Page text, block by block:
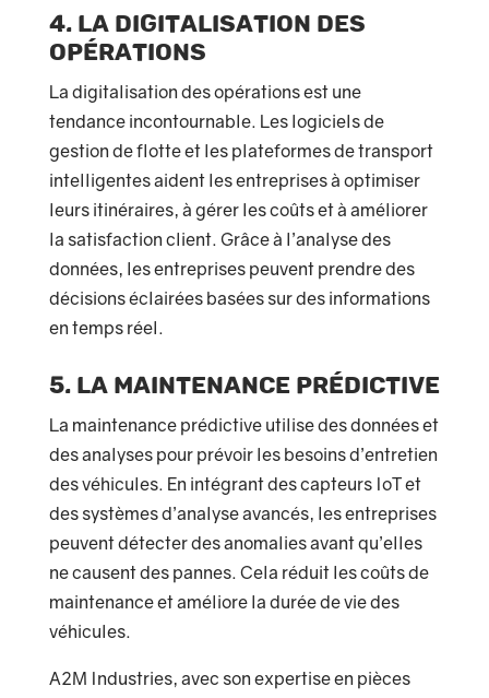
4. La digitalisation des
opérations
La digitalisation des opérations est une
tendance incontournable. Les logiciels de
gestion de flotte et les plateformes de transport
intelligentes aident les entreprises à optimiser
leurs itinéraires, à gérer les coûts et à améliorer
la satisfaction client. Grâce à l’analyse des
données, les entreprises peuvent prendre des
décisions éclairées basées sur des informations
en temps réel.
5. La maintenance prédictive
La maintenance prédictive utilise des données et
des analyses pour prévoir les besoins d’entretien
des véhicules. En intégrant des capteurs IoT et
des systèmes d’analyse avancés, les entreprises
peuvent détecter des anomalies avant qu’elles
ne causent des pannes. Cela réduit les coûts de
maintenance et améliore la durée de vie des
véhicules.
A2M Industries, avec son expertise en pièces